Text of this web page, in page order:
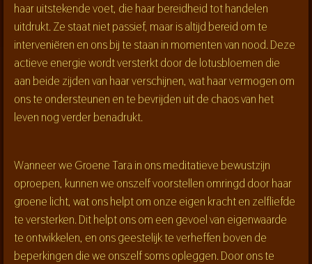
haar uitstekende voet, die haar bereidheid tot handelen
uitdrukt. Ze staat niet passief, maar is altijd bereid om te
interveniëren en ons bij te staan in momenten van nood. Deze
actieve energie wordt versterkt door de lotusbloemen die
aan beide zijden van haar verschijnen, wat haar vermogen om
ons te ondersteunen en te bevrijden uit de chaos van het
leven nog verder benadrukt.
Wanneer we Groene Tara in ons meditatieve bewustzijn
oproepen, kunnen we onszelf voorstellen omringd door haar
groene licht, wat ons helpt om onze eigen kracht en zelfliefde
te versterken. Dit helpt ons om een gevoel van eigenwaarde
te ontwikkelen, en ons geestelijk te verheffen boven de
beperkingen die we onszelf soms opleggen. Door ons te